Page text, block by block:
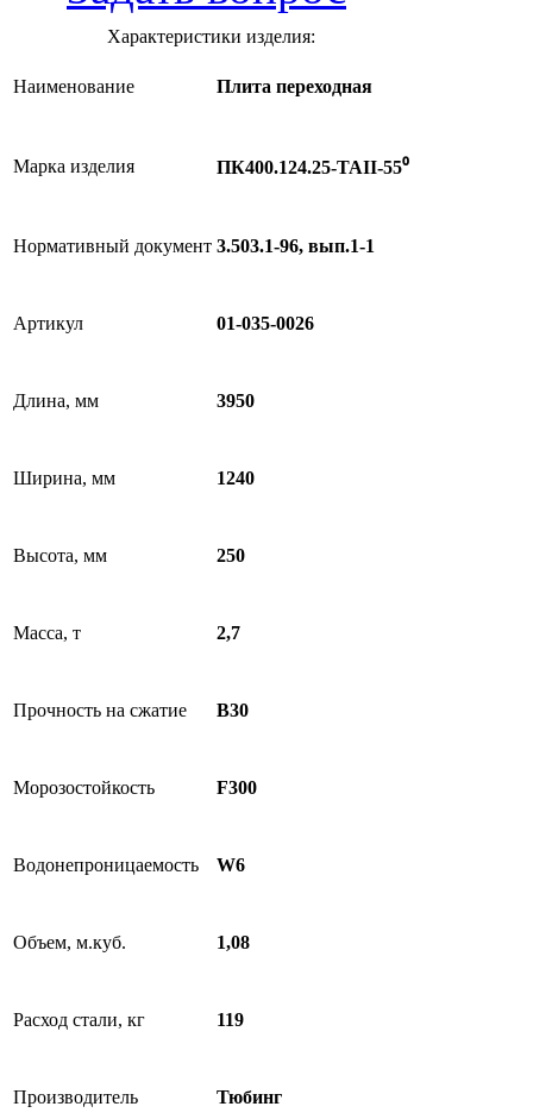
Характеристики изделия:
Наименование Плита переходная
Марка изделия ПК400.124.25-ТАII-55⁰
Нормативный документ 3.503.1-96, вып.1-1
Артикул 01-035-0026
Длина, мм 3950
Ширина, мм 1240
Высота, мм 250
Масса, т 2,7
Прочность на сжатие B30
Морозостойкость F300
Водонепроницаемость W6
Объем, м.куб. 1,08
Расход стали, кг 119
Производитель Тюбинг